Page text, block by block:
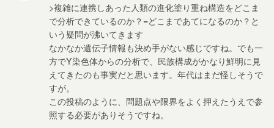
>複雑に連携しあった人類の進化塗り重ね構造をどこま
で分析できているのか？=どこまであてになるのか？と
いう疑問が沸いてきます
なかなか遺伝子情報も決め手がない感じですね。でも一
方でY染色体からの分析で、民族構成がかなり鮮明に見
えてきたのも事実だと思います。年代はまだ怪しそうで
すが。
この投稿のように、問題点や限界をよく押えたうえで参
照する必要がありそうですね。